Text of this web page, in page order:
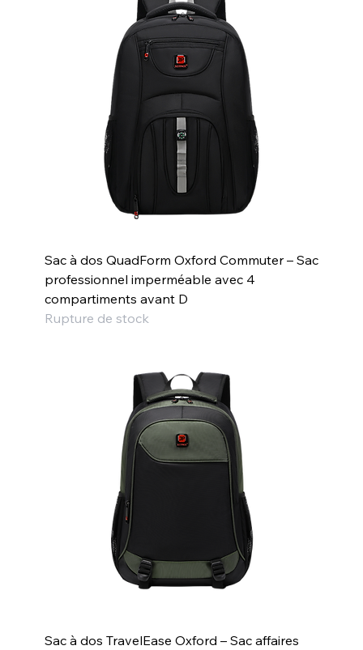
Sac à dos QuadForm Oxford Commuter – Sac
professionnel imperméable avec 4
compartiments avant D
Rupture de stock
Sac à dos TravelEase Oxford – Sac affaires